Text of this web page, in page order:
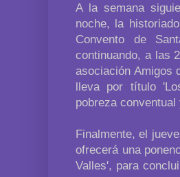
A la semana
noche, la
Convento de
continuando, a las
asociación Amigos
lleva por título
pobreza
Finalmente, el
ofrecerá una
Valles', para